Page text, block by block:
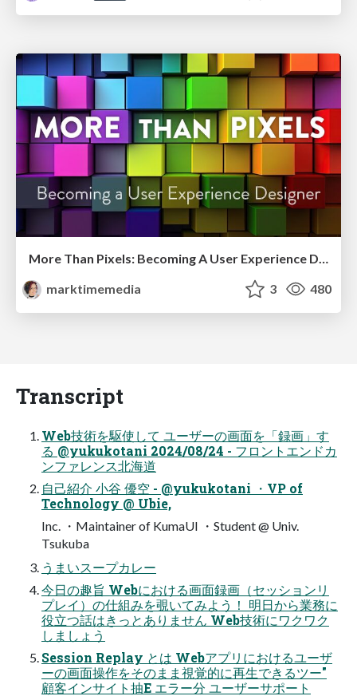
marktimemedia
3 480
Transcript
Web技術を駆使して ユーザーの画面を「録画」す
る @yukukotani 2024/08/24 - フロントエンドカ
ンファレンス北海道
自己紹介 小谷 優空 - @yukukotani ・VP of
Technology @ Ubie,
Inc. ・Maintainer of KumaUI ・Student @ Univ.
Tsukuba
うまいスープカレー
今日の趣旨 Webにおける画面録画（セッションリ
プレイ）の仕組みを覗いてみよう！ 明日から業務に
役立つ話はきっとありません Web技術にワクワク
しましょう
Session Replay とは Webアプリにおけるユーザ
ーの画面操作をそのまま視覚的に再生できるツー"
顧客インサイト抽E エラー分 ユーザーサポート